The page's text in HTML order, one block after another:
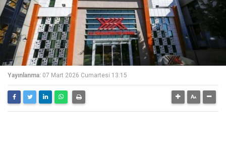
Yayınlanma: 07 Mart 2026 Cumartesi 13:15